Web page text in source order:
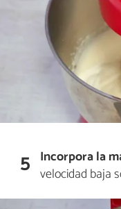
5 Incorpora la
velocidad baja